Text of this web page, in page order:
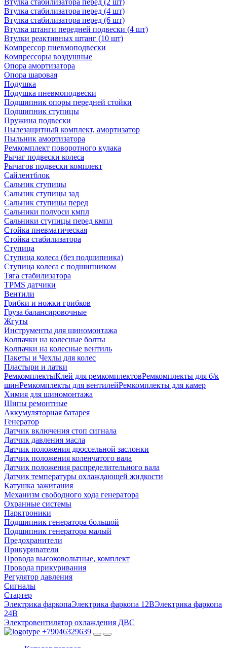
Втулка стабилизатора перед (4 шт)
Втулка стабилизатора перед (6 шт)
Втулка штанги передней подвески (4 шт)
Втулки реактивных штанг (10 шт)
Компрессор пневмоподвески
Компрессоры воздушные
Опора амортизатора
Опора шаровая
Подушка
Подушка пневмоподвески
Подшипник опоры передней стойки
Подшипник ступицы
Пружина подвески
Пылезащитный комплект, амортизатор
Пыльник амортизатора
Ремкомплект поворотного кулака
Рычаг подвески колеса
Рычагов подвески комплект
Сайлентблок
Сальник ступицы
Сальник ступицы зад
Сальник ступицы перед
Сальники полуоси кмпл
Сальники ступицы перед кмпл
Стойка пневматическая
Стойка стабилизатора
Ступица
Ступица колеса (без подшипника)
Ступица колеса с подшипником
Тяга стабилизатора
TPMS датчики
Вентили
Грибки и ножки грибков
Груза балансировочные
Жгуты
Инструменты для шиномонтажа
Колпачки на колесные болты
Колпачки на колесные вентиль
Пакеты и Чехлы для колес
Пластыри и латки
РемкомплектыКлей для ремкомплектовРемкомплекты для б/к
шинРемкомплекты для вентилейРемкомплекты для камер
Химия для шиномонтажа
Шипы ремонтные
Аккумуляторная батарея
Генератор
Датчик включения стоп сигнала
Датчик давления масла
Датчик положения дроссельной заслонки
Датчик положения коленчатого вала
Датчик положения распределительного вала
Датчик температуры охлаждающей жидкости
Катушка зажигания
Механизм свободного хода генератора
Охранные системы
Парктроники
Подшипник генератора большой
Подшипник генератора малый
Предохранители
Прикуриватели
Провода высоковольтные, комплект
Провода прикуривания
Регулятор давления
Сигналы
Стартер
Электрика фаркопаЭлектрика фаркопа 12ВЭлектрика фаркопа
24В
Электровентилятор охлаждения ДВС
+79046329639